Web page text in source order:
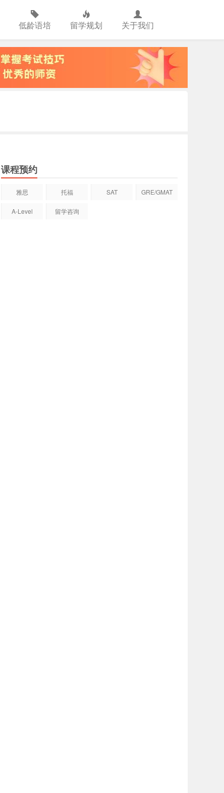
低龄语培 留学规划 关于我们
课程预约
雅思 托福 SAT GRE/GMAT
A-Level 留学咨询